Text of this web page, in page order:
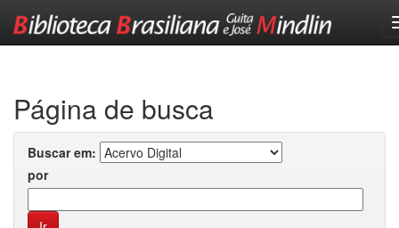
Página de busca
Buscar em:
por